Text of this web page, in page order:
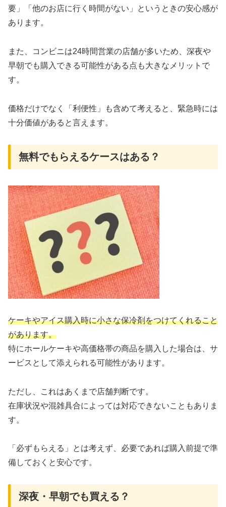
要」「他のお店に行く時間がない」というときの安心感が
あります。
また、コンビニは24時間営業の店舗が多いため、深夜や
早朝でも購入できる可能性がある点も大きなメリットで
す。
価格だけでなく「利便性」も含めて考えると、緊急時には
十分価値があると言えます。
無料でもらえるケースはある？
ケーキやアイス購入時に小さな保冷剤をつけてくれること
があります。
特にホールケーキや高価格帯の商品を購入した場合は、サ
ービスとして添えられる可能性があります。
ただし、これはあくまで店舗判断です。
在庫状況や混雑具合によっては対応できないこともありま
す。
「必ずもらえる」とは考えず、必要であれば購入前提で準
備しておくと安心です。
深夜・早朝でも買える？